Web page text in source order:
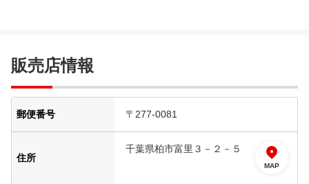
販売店情報
郵便番号 〒277-0081
住所
千葉県柏市富里３－２－５
MAP